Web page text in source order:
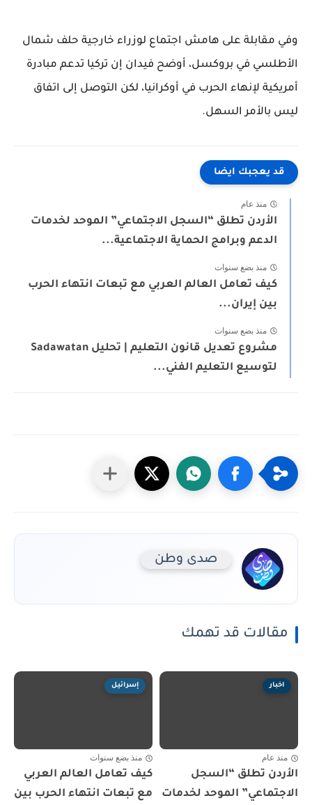
وفي مقابلة على هامش اجتماع لوزراء خارجية حلف شمال
الأطلسي في بروكسل، أوضح فيدان إن تركيا تدعم مبادرة
أمريكية لإنهاء الحرب في أوكرانيا، لكن التوصل إلى اتفاق
ليس بالأمر السهل.
قد يعجبك ايضا
منذ عام
الأردن تطلق “السجل الاجتماعي” الموحد لخدمات
الدعم وبرامج الحماية الاجتماعية...
منذ بضع سنوات
كيف تعامل العالم العربي مع تبعات انتهاء الحرب
بين إيران...
منذ بضع سنوات
مشروع تعديل قانون التعليم | تحليل Sadawatan
لتوسيع التعليم الفني...
صدى وطن
مقالات قد تهمك
اخبار
منذ عام
الأردن تطلق “السجل
الاجتماعي” الموحد لخدمات
إسرائيل
منذ بضع سنوات
كيف تعامل العالم العربي
مع تبعات انتهاء الحرب بين